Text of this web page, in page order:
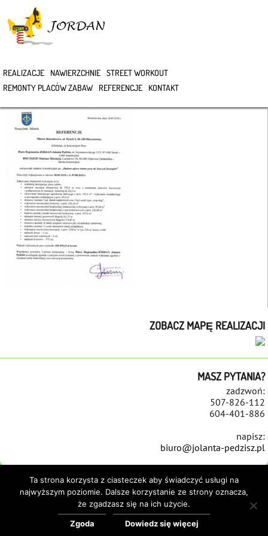
REALIZACJE NAWIERZCHNIE STREET WORKOUT
REMONTY PLACÓW ZABAW
REFERENCJE KONTAKT
2018 SKIERNIEWICE
ZOBACZ MAPĘ REALIZACJI
MASZ PYTANIA?
zadzwoń:
507-826-112
604-401-886
napisz:
biuro@jolanta-pedzisz.pl
REALIZACJE NAWIERZCHNIE
REMONTY PLACÓW ZABAW
KONTAKT POLITYKA COOKIES
Ta strona korzysta z ciasteczek aby świadczyć usługi na
najwyższym poziomie. Dalsze korzystanie ze strony oznacza,
że zgadzasz się na ich użycie.
Zgoda Dowiedz się więcej